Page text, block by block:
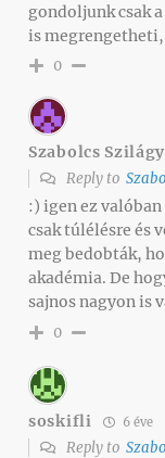
gondoljunk csak
is megrengetheti,
0
Szabolcs
Reply to
:) igen ez
csak túlélésre és
meg bedobták,
akadémia. De
sajnos nagyon is
0
soskifli 6 éve
Reply to